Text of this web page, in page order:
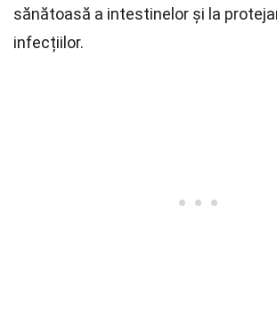
sănătoasă a intestinelor și la
infecțiilor.